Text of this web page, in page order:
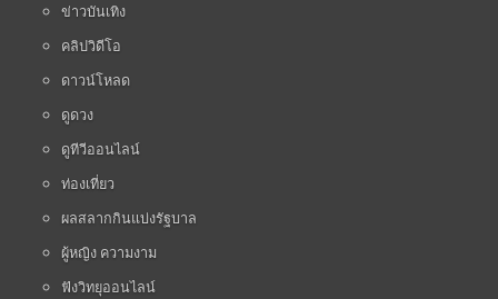
ข่าวบันเทิง
คลิปวิดีโอ
ดาวน์โหลด
ดูดวง
ดูทีวีออนไลน์
ท่องเที่ยว
ผลสลากกินแบ่งรัฐบาล
ผู้หญิง ความงาม
ฟังวิทยุออนไลน์